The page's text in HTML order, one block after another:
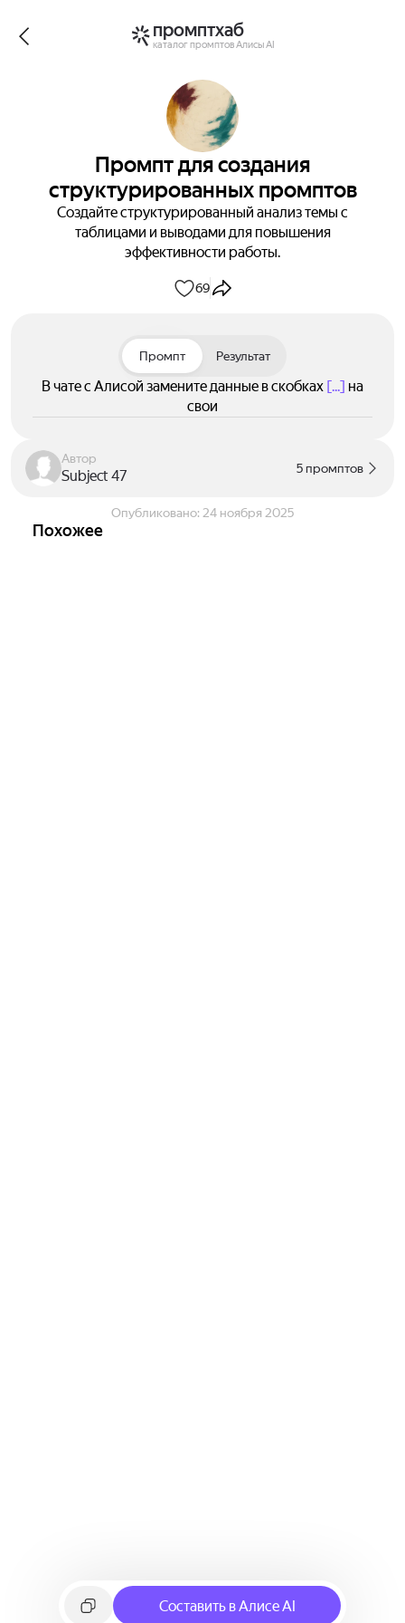
промптхаб
каталог промптов Алисы AI
Промпт для создания
структурированных промптов
Создайте структурированный анализ темы с
таблицами и выводами для повышения
эффективности работы.
69
Промпт Результат
В чате с Алисой замените данные в скобках [...] на
свои
Автор
Subject 47 5 промптов
Опубликовано: 24 ноября 2025
Похожее
Составить в Алисе AI